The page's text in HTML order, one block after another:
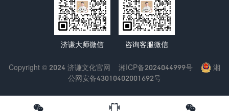
  
济谦大师微信 咨询客服微信
Copyright © 2024 济谦文化官网 湘ICP备2024044999号
湘
公网安备43010402001692号